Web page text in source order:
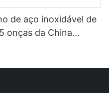
de aço inoxidável de
onças da China